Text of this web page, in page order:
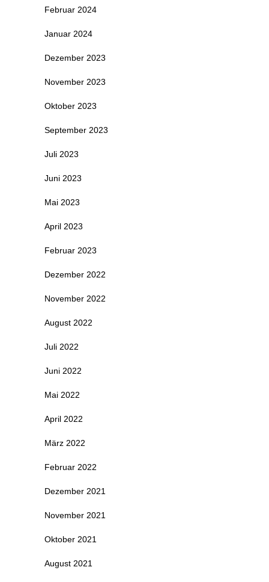
Februar 2024
Januar 2024
Dezember 2023
November 2023
Oktober 2023
September 2023
Juli 2023
Juni 2023
Mai 2023
April 2023
Februar 2023
Dezember 2022
November 2022
August 2022
Juli 2022
Juni 2022
Mai 2022
April 2022
März 2022
Februar 2022
Dezember 2021
November 2021
Oktober 2021
August 2021